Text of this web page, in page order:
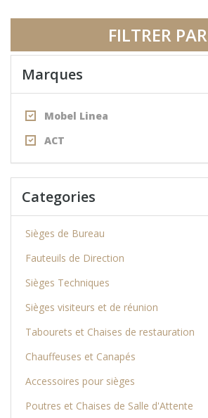
FILTRER PAR
Marques
Mobel Linea
ACT
Categories
Sièges de Bureau
Fauteuils de Direction
Sièges Techniques
Sièges visiteurs et de réunion
Tabourets et Chaises de restauration
Chauffeuses et Canapés
Accessoires pour sièges
Poutres et Chaises de Salle d'Attente